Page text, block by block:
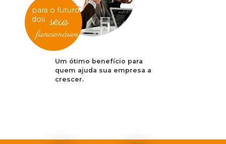
para o futuro
dos seus
funcionários
Um ótimo benefício para
quem ajuda sua empresa a
crescer.